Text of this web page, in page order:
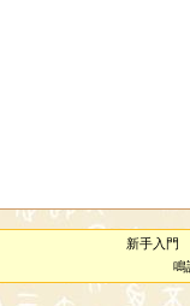
新手入門
鳴